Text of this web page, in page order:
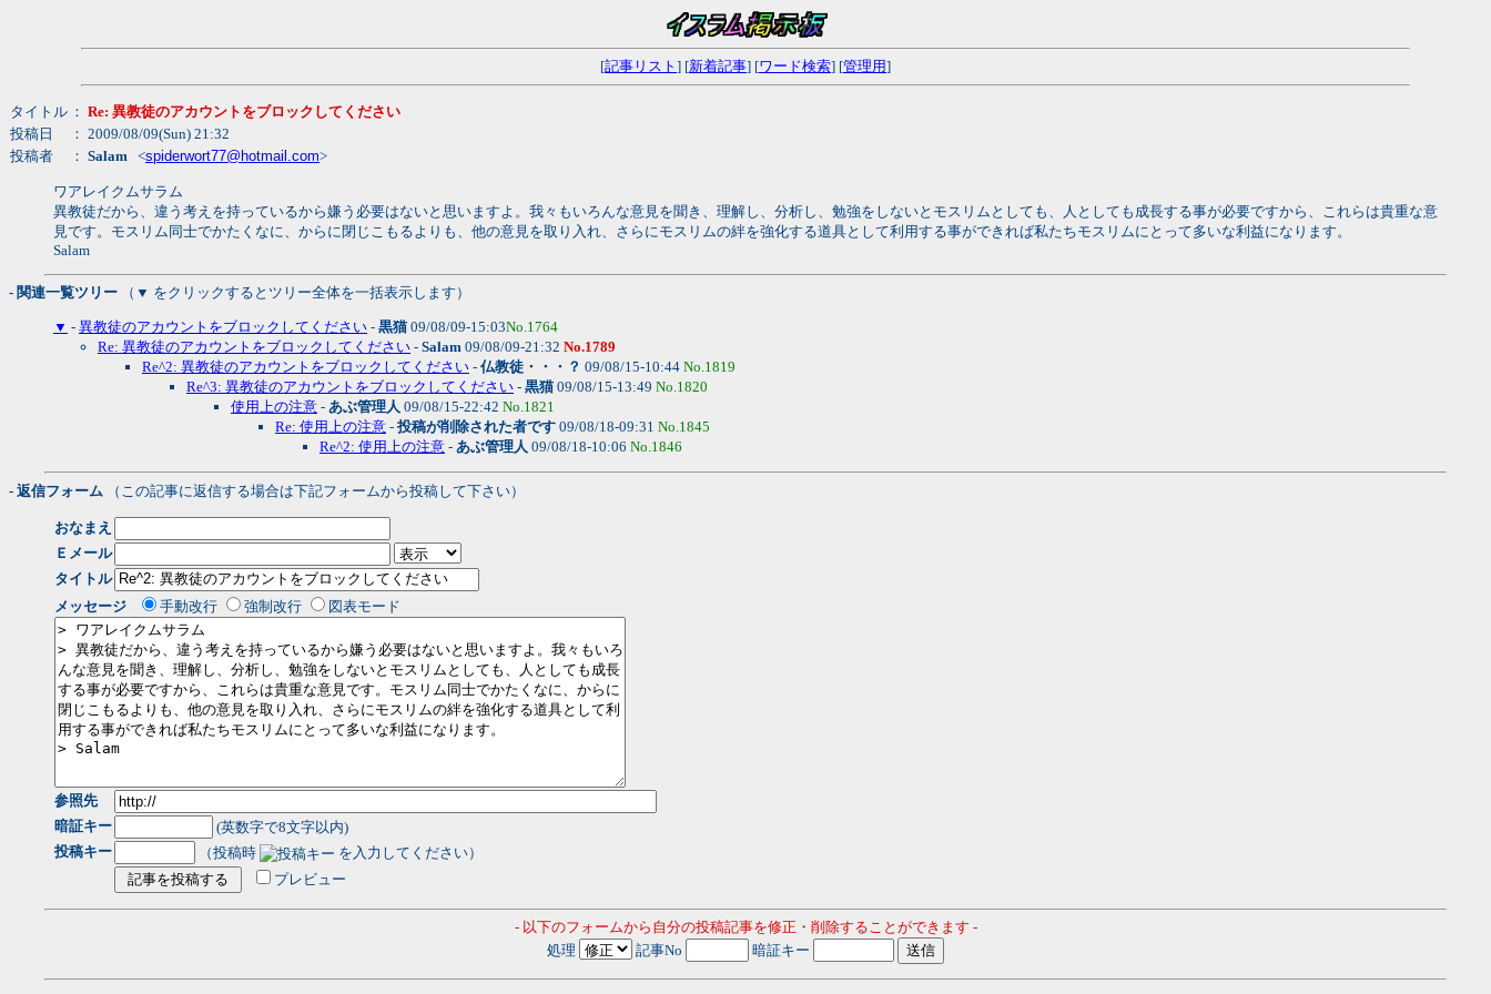
[記事リスト ] [新着記事] [ワード検索] [管理用]
タイトル ： Re: 異教徒のアカウントをブロックしてください
投稿日
： 2009/08/09(Sun) 21:32
投稿者
： Salam <spiderwort77@hotmail.com>
ワアレイクムサラム
異教徒だから、違う考えを持っているから嫌う必要はないと思いますよ。我々もいろんな意見を聞き、理解し、分析し、勉強をしないとモスリムとしても、人としても成長する事が必要ですから、これらは貴重な意
見です。モスリム同士でかたくなに、からに閉じこもるよりも、他の意見を取り入れ、さらにモスリムの絆を強化する道具として利用する事ができれば私たちモスリムにとって多いな利益になります。
Salam
- 関連一覧ツリー （▼ をクリックするとツリー全体を一括表示します）
▼ - 異教徒のアカウントをブロックしてください - 黒猫09/08/09-15:03No.1764
Re: 異教徒のアカウントをブロックしてください - Salam 09/08/09-21:32 No.1789
Re^2: 異教徒のアカウントをブロックしてください - 仏教徒・・・？ 09/08/15-10:44 No.1819
Re^3: 異教徒のアカウントをブロックしてください - 黒猫09/08/15-13:49 No.1820
使用上の注意 - あぶ管理人 09/08/15-22:42 No.1821
Re: 使用上の注意 - 投稿が削除された者です 09/08/18-09:31 No.1845
Re^2: 使用上の注意 - あぶ管理人 09/08/18-10:06 No.1846
- 返信フォーム （この記事に返信する場合は下記フォームから投稿して下さい）
おなまえ
Ｅメール
タイトル
メッセージ
手動改行 強制改行 図表モード
参照先
暗証キー
(英数字で8文字以内)
投稿キー
（投稿時
を入力してください）
プレビュー
- 以下のフォームから自分の投稿記事を修正・削除することができます -
処理
記事No 暗証キー